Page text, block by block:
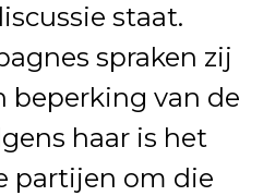
staat.
spraken zij
beperking van de
haar is het
partijen om die